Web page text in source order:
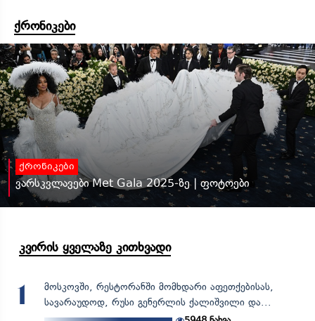
ქრონიკები
ქრონიკები
ვარსკვლავები Met Gala 2025-ზე | ფოტოები
კვირის ყველაზე კითხვადი
1
მოსკოვში, რესტორანში მომხდარი აფეთქებისას,
სავარაუდოდ, რუსი გენერლის ქალიშვილი და...